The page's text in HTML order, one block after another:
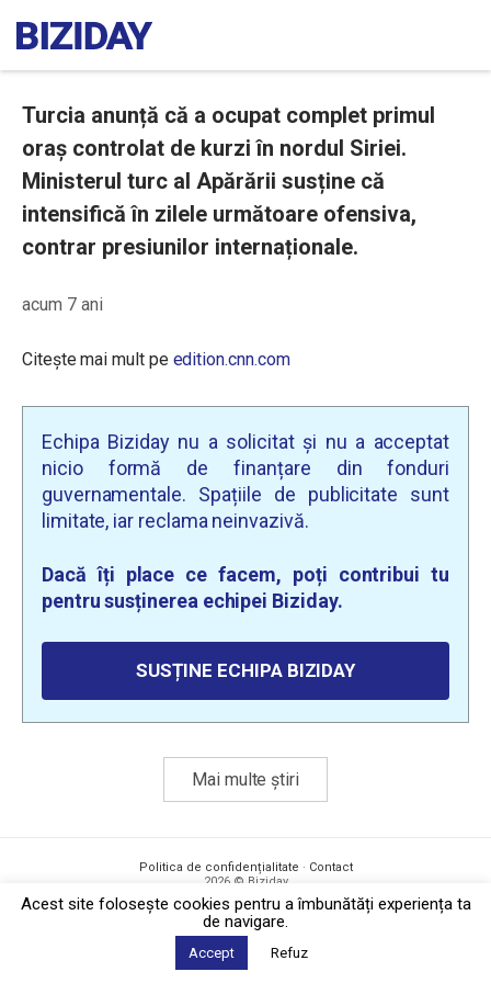
Turcia anunță că a ocupat complet primul
oraș controlat de kurzi în nordul Siriei.
Ministerul turc al Apărării susține că
intensifică în zilele următoare ofensiva,
contrar presiunilor internaționale.
acum 7 ani
Citește mai mult pe edition.cnn.com
Echipa Biziday nu a solicitat și nu a acceptat
nicio formă de finanțare din fonduri
guvernamentale. Spațiile de publicitate sunt
limitate, iar reclama neinvazivă.
Dacă îți place ce facem, poți contribui tu
pentru susținerea echipei Biziday.
SUSȚINE ECHIPA BIZIDAY
Mai multe știri
Politica de confidențialitate · Contact
2026 © Biziday
Acest site foloseşte cookies pentru a îmbunătăți experiența ta
de navigare.
Accept Refuz